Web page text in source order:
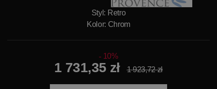
Styl: Retro
Kolor: Chrom
10%
1 731,35 zł 1 923,72 zł